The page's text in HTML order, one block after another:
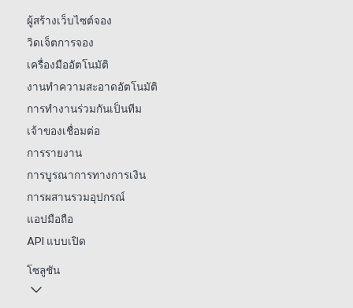
ผู้สร้างเว็บไซต์จอง
วิดเจ็ตการจอง
เครื่องมืออัตโนมัติ
งานทำความสะอาดอัตโนมัติ
การทำงานร่วมกันเป็นทีม
เจ้าของเชื่อมต่อ
การรายงาน
การบูรณาการทางการเงิน
การผสานรวมอุปกรณ์
แอปมือถือ
API แบบเปิด
โซลูชัน